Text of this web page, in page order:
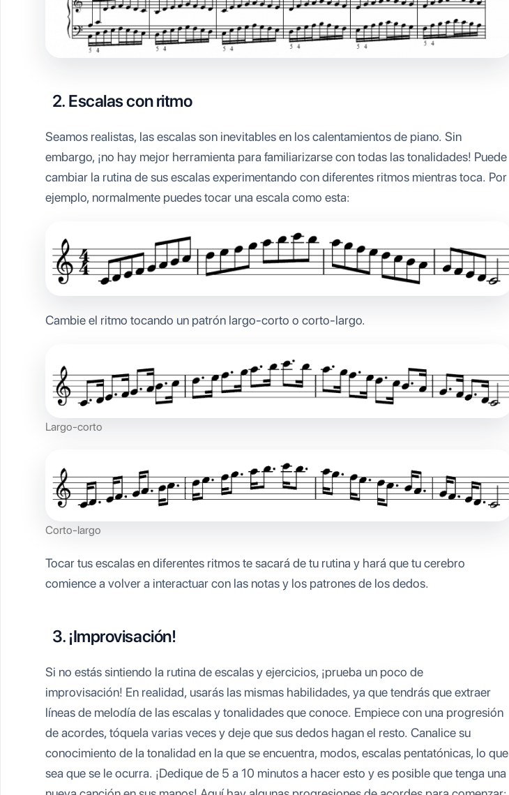
2. Escalas con ritmo
Seamos realistas, las escalas son inevitables en los calentamientos de piano. Sin
embargo, ¡no hay mejor herramienta para familiarizarse con todas las tonalidades! Puede
cambiar la rutina de sus escalas experimentando con diferentes ritmos mientras toca. Por
ejemplo, normalmente puedes tocar una escala como esta:
Cambie el ritmo tocando un patrón largo-corto o corto-largo.
Largo-corto
Corto-largo
Tocar tus escalas en diferentes ritmos te sacará de tu rutina y hará que tu cerebro
comience a volver a interactuar con las notas y los patrones de los dedos.
3. ¡Improvisación!
Si no estás sintiendo la rutina de escalas y ejercicios, ¡prueba un poco de
improvisación! En realidad, usarás las mismas habilidades, ya que tendrás que extraer
líneas de melodía de las escalas y tonalidades que conoce. Empiece con una progresión
de acordes, tóquela varias veces y deje que sus dedos hagan el resto. Canalice su
conocimiento de la tonalidad en la que se encuentra, modos, escalas pentatónicas, lo que
sea que se le ocurra. ¡Dedique de 5 a 10 minutos a hacer esto y es posible que tenga una